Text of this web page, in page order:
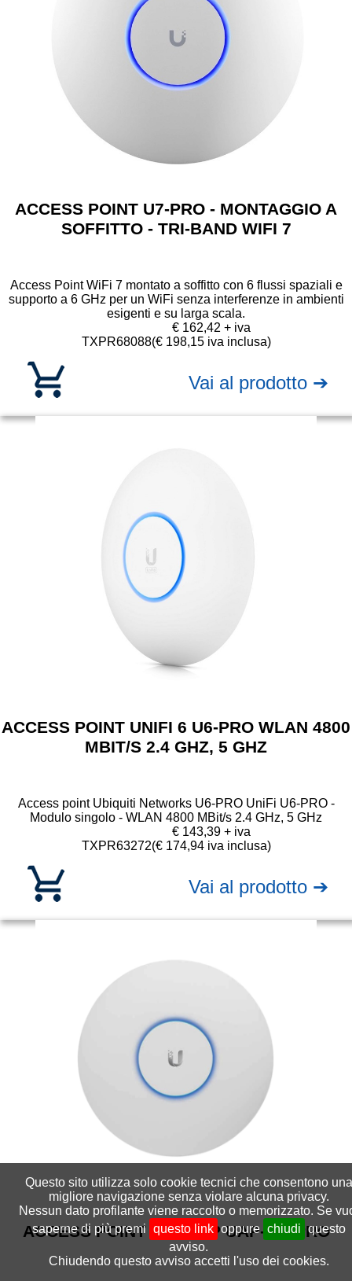
ACCESS POINT U7-PRO - MONTAGGIO A
SOFFITTO - TRI-BAND WIFI 7
Access Point WiFi 7 montato a soffitto con 6 flussi spaziali e
supporto a 6 GHz per un WiFi senza interferenze in ambienti
esigenti e su larga scala.
TXPR68088
€ 162,42 + iva
(€ 198,15 iva inclusa)
Vai al prodotto ➔
ACCESS POINT UNIFI 6 U6-PRO WLAN 4800
MBIT/S 2.4 GHZ, 5 GHZ
Access point Ubiquiti Networks U6-PRO UniFi U6-PRO -
Modulo singolo - WLAN 4800 MBit/s 2.4 GHz, 5 GHz
TXPR63272
€ 143,39 + iva
(€ 174,94 iva inclusa)
Vai al prodotto ➔
ACCESS POINT UNIFI AP UAP-AC-PRO
Questo sito utilizza solo cookie tecnici che consentono una
migliore navigazione senza violare alcuna privacy.
Nessun dato profilante viene raccolto o memorizzato. Se
saperne di più premi questo link oppure chiudi questo
avviso.
Chiudendo questo avviso accetti l'uso dei cookies.